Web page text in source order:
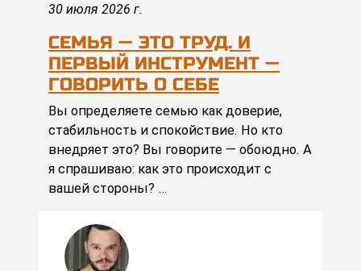
30 июля 2026 г.
СЕМЬЯ — ЭТО ТРУД. И
ПЕРВЫЙ ИНСТРУМЕНТ —
ГОВОРИТЬ О СЕБЕ
Вы определяете семью как доверие,
стабильность и спокойствие. Но кто
внедряет это? Вы говорите — обоюдно. А
я спрашиваю: как это происходит с
вашей стороны? …